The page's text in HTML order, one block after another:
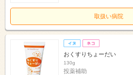
取扱い病院
おくすりちょーだい
130g
投薬補助